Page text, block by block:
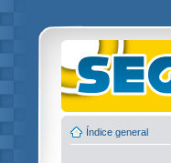
Índice general